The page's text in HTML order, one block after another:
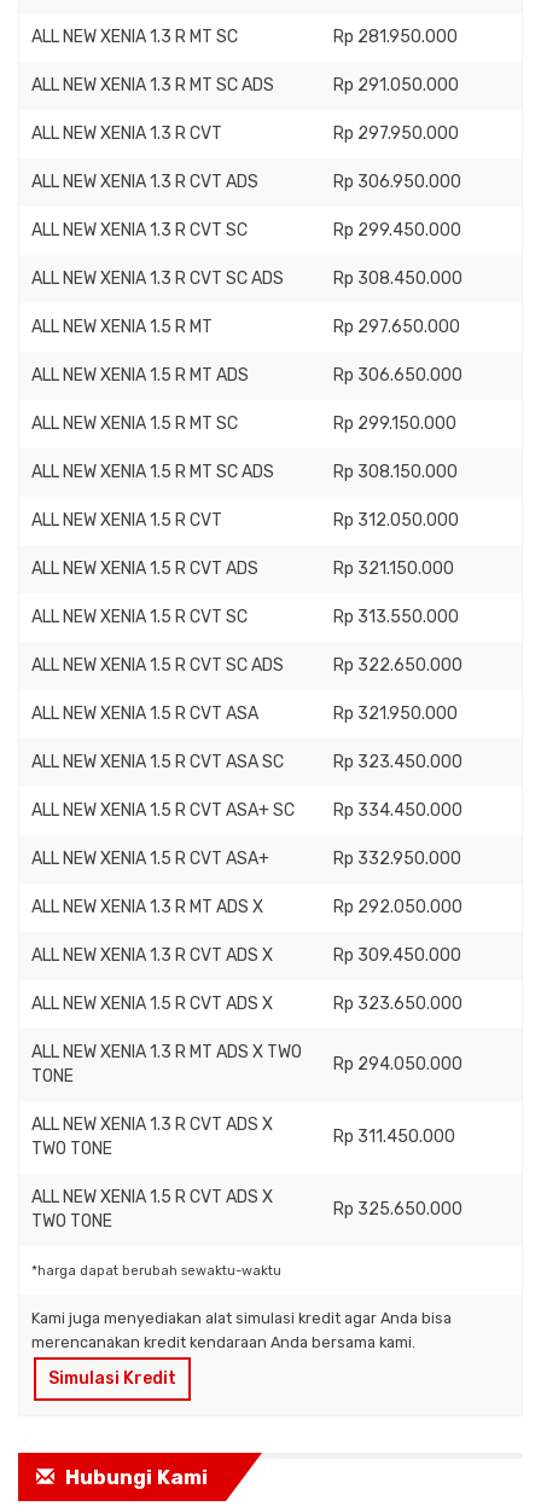
ALL NEW XENIA 1.3 R MT SC Rp 281.950.000
ALL NEW XENIA 1.3 R MT SC ADS Rp 291.050.000
ALL NEW XENIA 1.3 R CVT Rp 297.950.000
ALL NEW XENIA 1.3 R CVT ADS Rp 306.950.000
ALL NEW XENIA 1.3 R CVT SC Rp 299.450.000
ALL NEW XENIA 1.3 R CVT SC ADS Rp 308.450.000
ALL NEW XENIA 1.5 R MT Rp 297.650.000
ALL NEW XENIA 1.5 R MT ADS Rp 306.650.000
ALL NEW XENIA 1.5 R MT SC Rp 299.150.000
ALL NEW XENIA 1.5 R MT SC ADS Rp 308.150.000
ALL NEW XENIA 1.5 R CVT Rp 312.050.000
ALL NEW XENIA 1.5 R CVT ADS Rp 321.150.000
ALL NEW XENIA 1.5 R CVT SC Rp 313.550.000
ALL NEW XENIA 1.5 R CVT SC ADS Rp 322.650.000
ALL NEW XENIA 1.5 R CVT ASA Rp 321.950.000
ALL NEW XENIA 1.5 R CVT ASA SC Rp 323.450.000
ALL NEW XENIA 1.5 R CVT ASA+ SC Rp 334.450.000
ALL NEW XENIA 1.5 R CVT ASA+ Rp 332.950.000
ALL NEW XENIA 1.3 R MT ADS X Rp 292.050.000
ALL NEW XENIA 1.3 R CVT ADS X Rp 309.450.000
ALL NEW XENIA 1.5 R CVT ADS X Rp 323.650.000
ALL NEW XENIA 1.3 R MT ADS X TWO
TONE
Rp 294.050.000
ALL NEW XENIA 1.3 R CVT ADS X
TWO TONE
Rp 311.450.000
ALL NEW XENIA 1.5 R CVT ADS X
TWO TONE
Rp 325.650.000
*harga dapat berubah sewaktu-waktu
Kami juga menyediakan alat simulasi kredit agar Anda bisa
merencanakan kredit kendaraan Anda bersama kami.
Simulasi Kredit
Hubungi Kami